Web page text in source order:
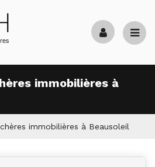
immobilières à
immobilières à Beausoleil